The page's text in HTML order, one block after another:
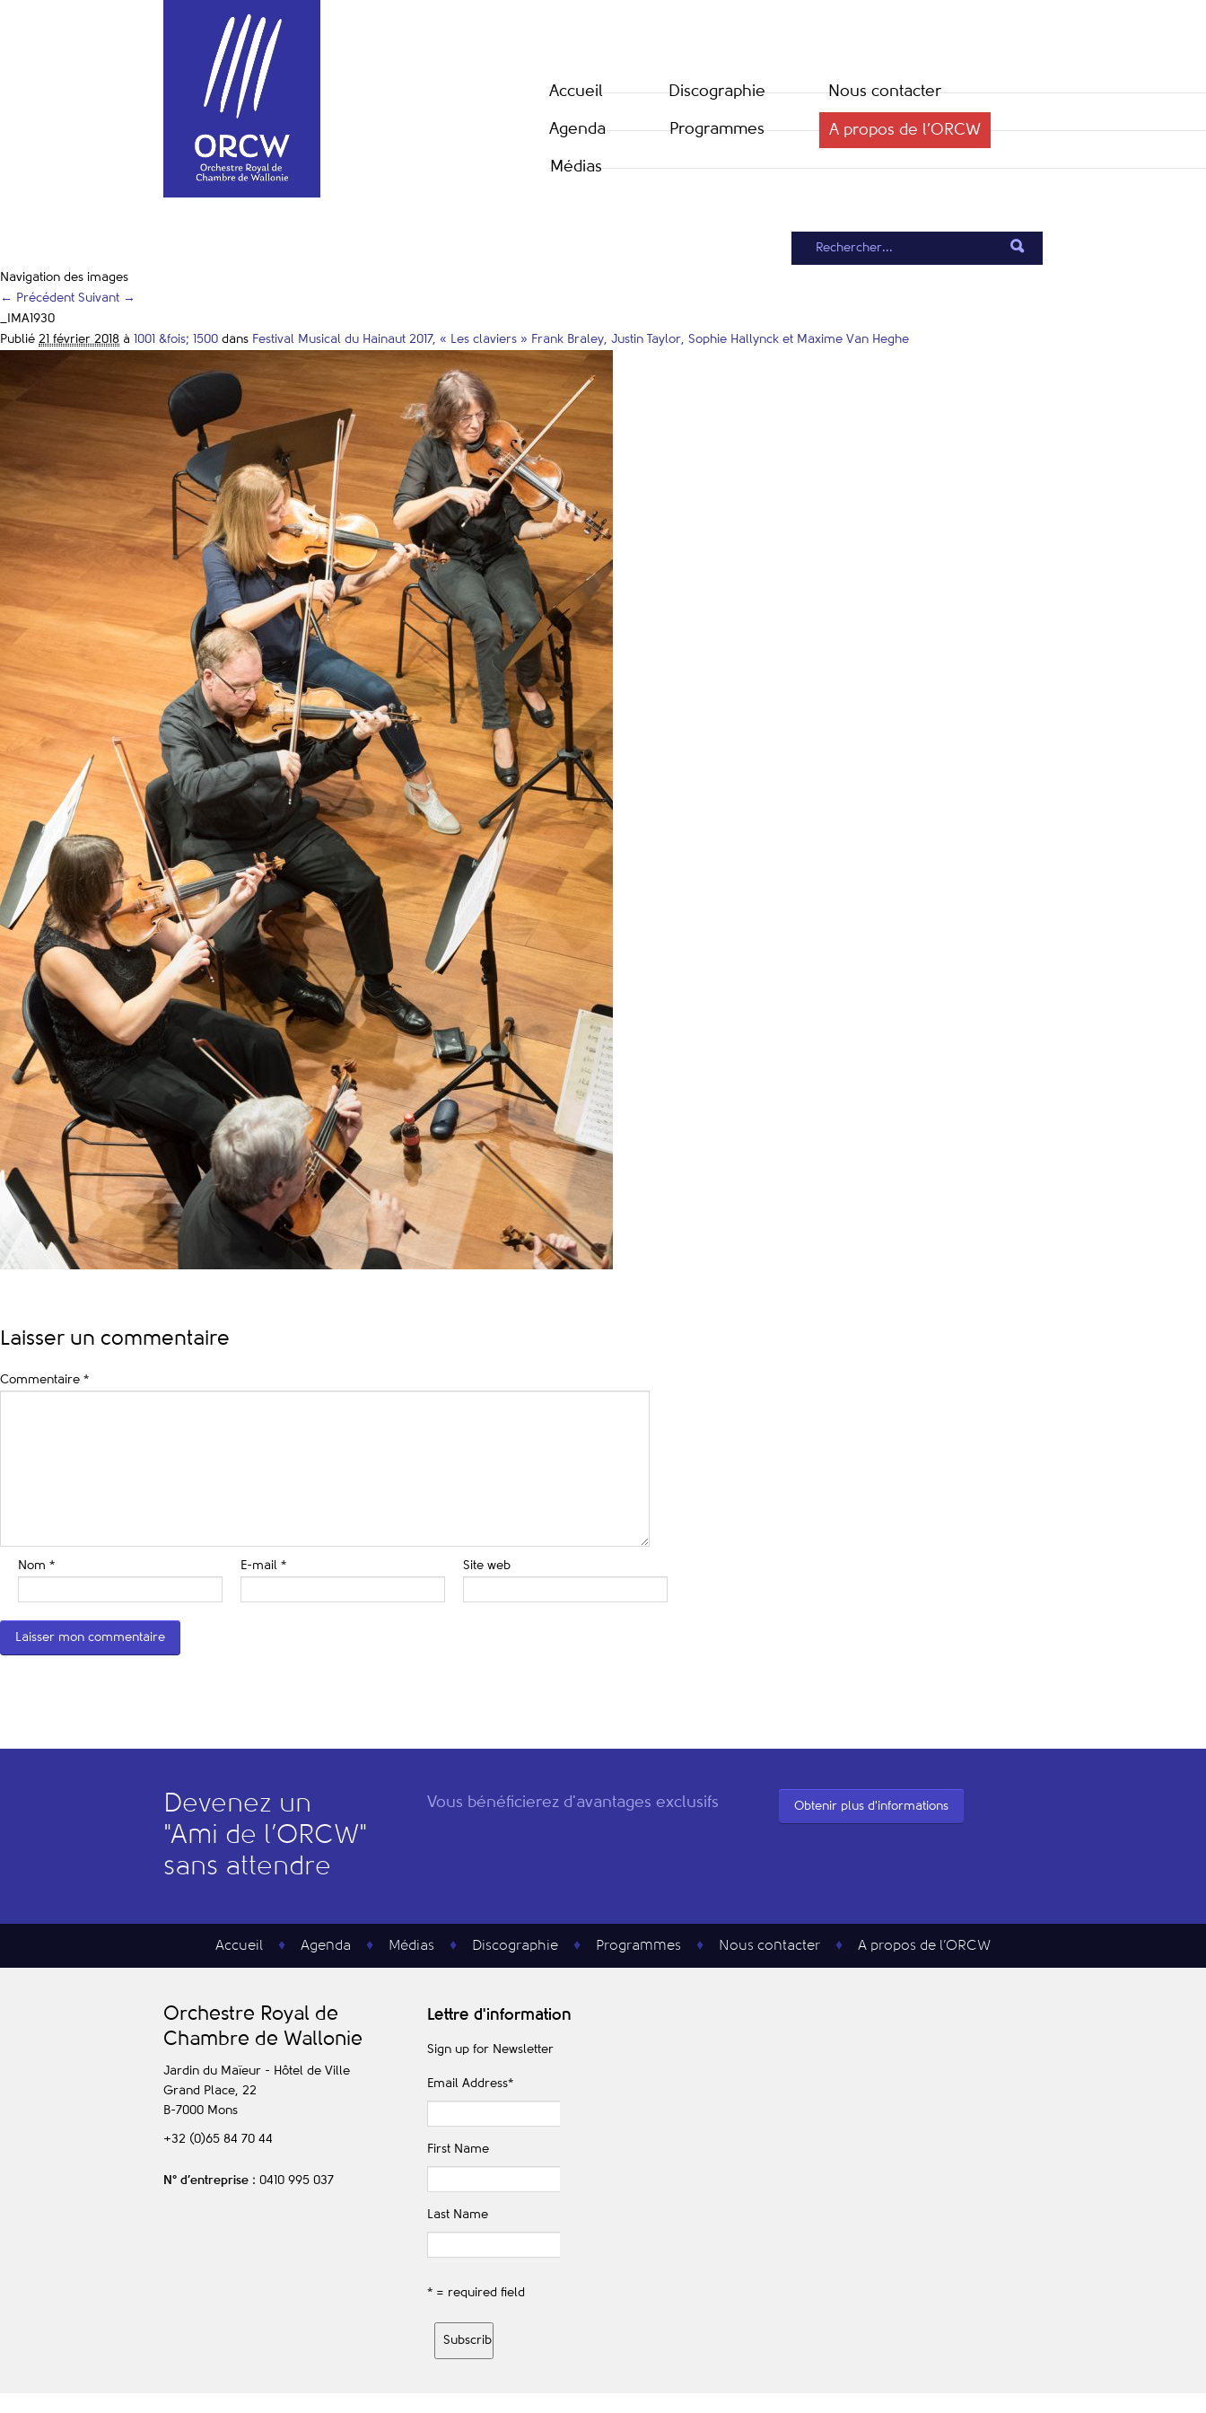
Accueil
Agenda
Médias
Discographie
Programmes
Nous contacter
A propos de l’ORCW
Navigation des images
← Précédent Suivant →
_IMA1930
Publié 21 février 2018 à 1001 &fois; 1500 dans Festival Musical du Hainaut 2017, « Les claviers » Frank Braley, Justin Taylor, Sophie Hallynck et Maxime Van Heghe
Laisser un commentaire
Commentaire *
Nom * E-mail * Site web
Devenez un
"Ami de l’ORCW"
sans attendre
Vous bénéficierez d'avantages exclusifs Obtenir plus d'informations
Accueil Agenda Médias Discographie Programmes Nous contacter A propos de l’ORCW
Orchestre Royal de
Chambre de Wallonie
Jardin du Maïeur - Hôtel de Ville
Grand Place, 22
B-7000 Mons
+32 (0)65 84 70 44
N° d’entreprise : 0410 995 037
Lettre d'information
Sign up for Newsletter
Email Address*
First Name
Last Name
* = required field